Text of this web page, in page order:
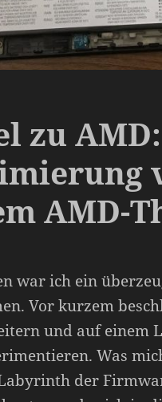
zu
AMD-
war ich ein
Vor kurzem
und auf einem
Was
der